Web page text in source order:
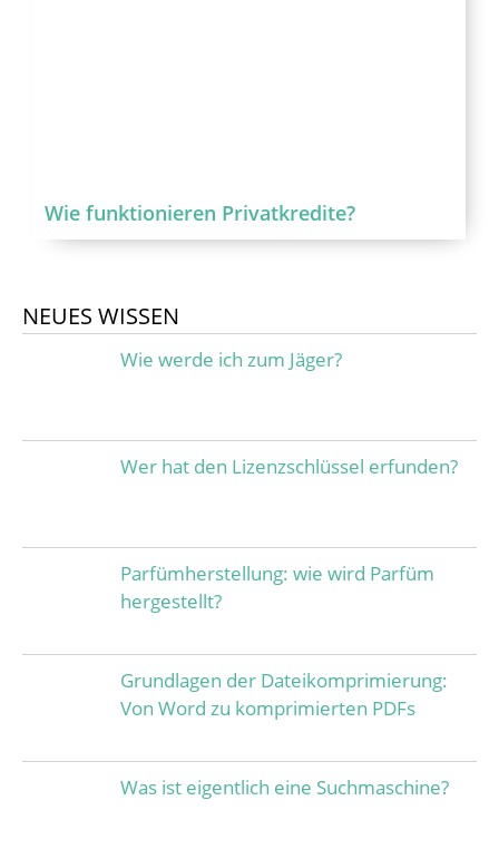
Wie funktionieren Privatkredite?
NEUES WISSEN
Wie werde ich zum Jäger?
Wer hat den Lizenzschlüssel erfunden?
Parfümherstellung: wie wird Parfüm
hergestellt?
Grundlagen der Dateikomprimierung:
Von Word zu komprimierten PDFs
Was ist eigentlich eine Suchmaschine?